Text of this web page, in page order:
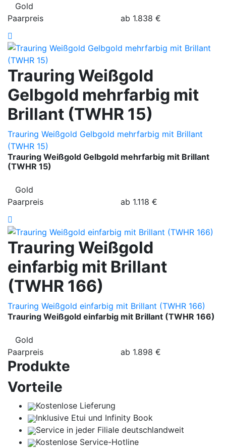
Gold
Paarpreis
ab 1.838 €
Trauring Weißgold
Gelbgold mehrfarbig mit
Brillant (TWHR 15)
Trauring Weißgold Gelbgold mehrfarbig mit Brillant
(TWHR 15)
Trauring Weißgold Gelbgold mehrfarbig mit Brillant
(TWHR 15)
Gold
Paarpreis
ab 1.118 €
Trauring Weißgold
einfarbig mit Brillant
(TWHR 166)
Trauring Weißgold einfarbig mit Brillant (TWHR 166)
Trauring Weißgold einfarbig mit Brillant (TWHR 166)
Gold
Paarpreis
ab 1.898 €
Produkte
Vorteile
Kostenlose Lieferung
Inklusive Etui und Infinity Book
Service in jeder Filiale deutschlandweit
Kostenlose Service-Hotline